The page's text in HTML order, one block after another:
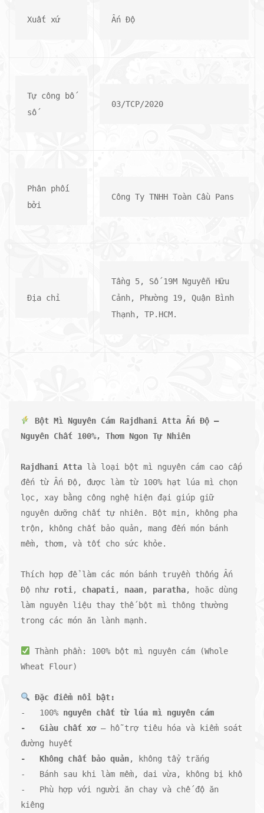
Xuất xứ Ấn Độ
Tự công bố
số
03/TCP/2020
Phân phối
bởi
Công Ty TNHH Toàn Cầu Pans
Địa chỉ
Tầng 5, Số 19M Nguyễn Hữu
Cảnh, Phường 19, Quận Bình
Thạnh, TP.HCM.
Bột Mì Nguyên Cám Rajdhani Atta Ấn Độ –
Nguyên Chất 100%, Thơm Ngon Tự Nhiên
Rajdhani Atta là loại bột mì nguyên cám cao cấp
đến từ Ấn Độ, được làm từ 100% hạt lúa mì chọn
lọc, xay bằng công nghệ hiện đại giúp giữ
nguyên dưỡng chất tự nhiên. Bột mịn, không pha
trộn, không chất bảo quản, mang đến món bánh
mềm, thơm, và tốt cho sức khỏe.
Thích hợp để làm các món bánh truyền thống Ấn
Độ như
roti , chapati , naan, paratha, hoặc dùng
làm nguyên liệu thay thế bột mì thông thường
trong các món ăn lành mạnh.
Thành phần: 100% bột mì nguyên cám (Whole
Wheat Flour)
-   100%
-   Giàu chất xơ – hỗ trợ tiêu hóa và kiểm soát
-   Không chất bảo quản, không tẩy trắng
-   Bánh sau khi làm mềm, dai vừa, không bị khô
-   Phù hợp với người ăn chay và chế độ ăn
kiêng